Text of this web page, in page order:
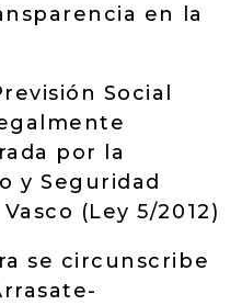
en la
Social
por la
y Seguridad
(Ley 5/2012)
se circunscribe